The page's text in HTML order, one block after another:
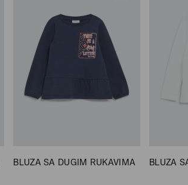
BLUZA SA DUGIM RUKAVIMA BLUZA